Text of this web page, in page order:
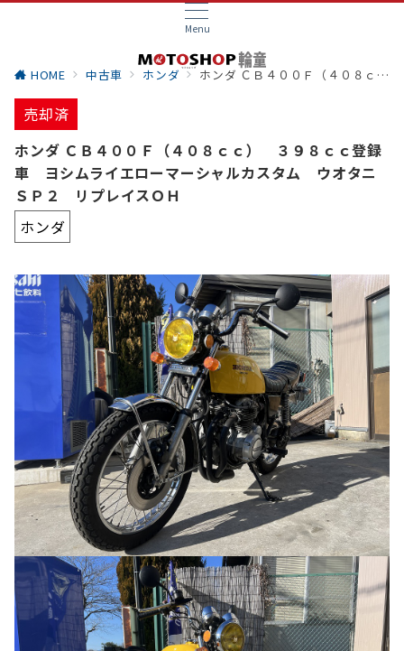
Menu
HOME 中古車 ホンダ ホンダ ＣＢ４００Ｆ（４０８ｃｃ） ３９８ｃｃ登録車 ヨシムライエローマーシャルカスタム ウオタニＳＰ２ リプレイスＯＨ
売却済
ホンダ ＣＢ４００Ｆ（４０８ｃｃ） ３９８ｃｃ登録
車 ヨシムライエローマーシャルカスタム ウオタニ
ＳＰ２ リプレイスＯＨ
ホンダ